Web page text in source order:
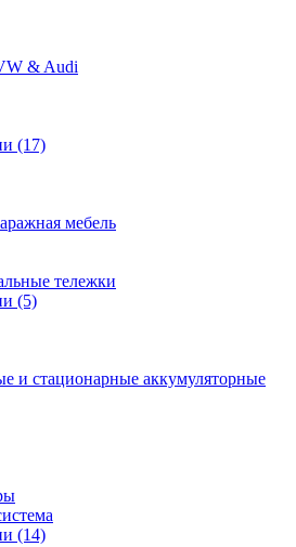
& Audi
(17)
мебель
тележки
(5)
и стационарные аккумуляторные
(14)